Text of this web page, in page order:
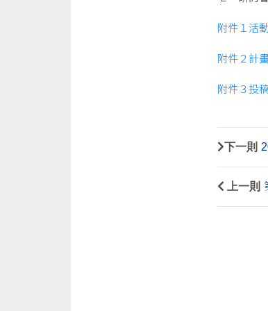
附件１活
附件２計
附件３投
下一則
上一則